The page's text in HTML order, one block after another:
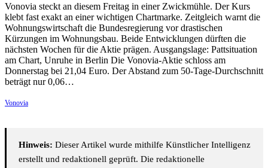
Vonovia steckt an diesem Freitag in einer Zwickmühle. Der Kurs
klebt fast exakt an einer wichtigen Chartmarke. Zeitgleich warnt die
Wohnungswirtschaft die Bundesregierung vor drastischen
Kürzungen im Wohnungsbau. Beide Entwicklungen dürften die
nächsten Wochen für die Aktie prägen. Ausgangslage: Pattsituation
am Chart, Unruhe in Berlin Die Vonovia-Aktie schloss am
Donnerstag bei 21,04 Euro. Der Abstand zum 50-Tage-Durchschnitt
beträgt nur 0,06…
Vonovia
Hinweis: Dieser Artikel wurde mithilfe Künstlicher Intelligenz
erstellt und redaktionell geprüft. Die redaktionelle